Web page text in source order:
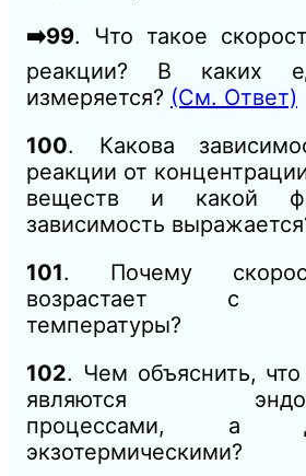
➡️99. Что такое
реакции? В каких
измеряется? (См. Ответ)
100. Какова
реакции от
веществ и какой
зависимость
101. Почему
возрастает с
температуры?
102. Чем объяснить,
являются
процессами, а
экзотермическими?